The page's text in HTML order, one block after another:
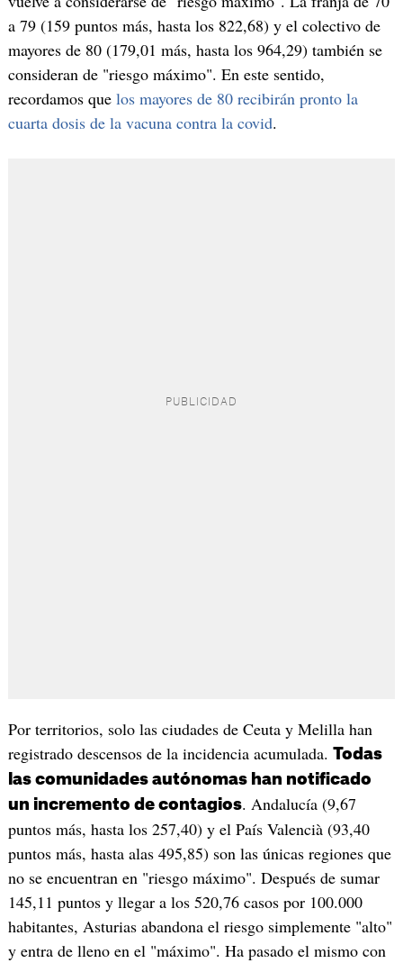
a 79 (159 puntos más, hasta los 822,68) y el colectivo de
mayores de 80 (179,01 más, hasta los 964,29) también se
consideran de "riesgo máximo". En este sentido,
recordamos que los mayores de 80 recibirán pronto la
cuarta dosis de la vacuna contra la covid.
Por territorios, solo las ciudades de Ceuta y Melilla han
registrado descensos de la incidencia acumulada. Todas
las comunidades autónomas han notificado
un incremento de contagios. Andalucía (9,67
puntos más, hasta los 257,40) y el País Valencià (93,40
puntos más, hasta alas 495,85) son las únicas regiones que
no se encuentran en "riesgo máximo". Después de sumar
145,11 puntos y llegar a los 520,76 casos por 100.000
habitantes, Asturias abandona el riesgo simplemente "alto"
y entra de lleno en el "máximo". Ha pasado el mismo con